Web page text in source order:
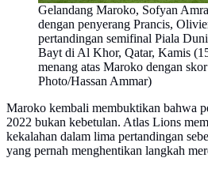
Gelandang Maroko, Sofyan
dengan penyerang Prancis,
pertandingan semifinal Piala
Bayt di Al Khor, Qatar, Kamis
menang atas Maroko dengan
Photo/Hassan Ammar)
Maroko kembali membuktikan bahwa
2022 bukan kebetulan. Atlas Lions
kekalahan dalam lima pertandingan
yang pernah menghentikan langkah